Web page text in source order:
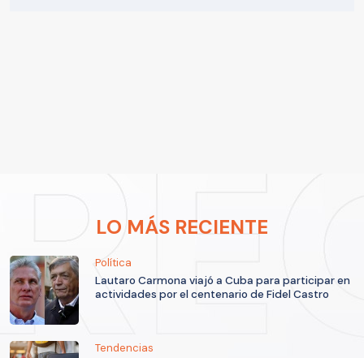
LO MÁS RECIENTE
Política
Lautaro Carmona viajó a Cuba para participar en
actividades por el centenario de Fidel Castro
Tendencias